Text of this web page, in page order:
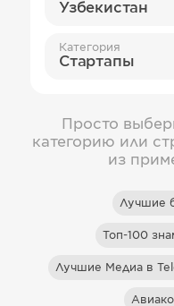
Узбекистан
Категория
Стартапы
Просто
категорию или
из
Лучшие
Топ-100
Лучшие Медиа в